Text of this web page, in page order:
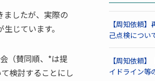
したが、実際の
じています。
（賛同順、*は提
検討することにし
【周知依頼
己点検につい
【周知依頼
イドライン等